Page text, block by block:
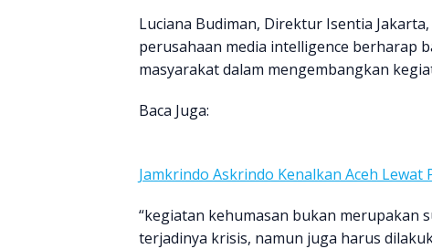
Luciana Budiman, Direktur Isentia
perusahaan media intelligence berharap
masyarakat dalam mengembangkan
Baca Juga:
Jamkrindo Askrindo Kenalkan Aceh Lewat
“kegiatan kehumasan bukan merupakan
terjadinya krisis, namun juga harus